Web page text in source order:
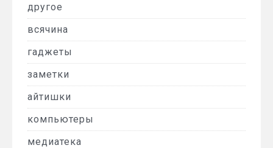
другое
всячина
гаджеты
заметки
айтишки
компьютеры
медиатека